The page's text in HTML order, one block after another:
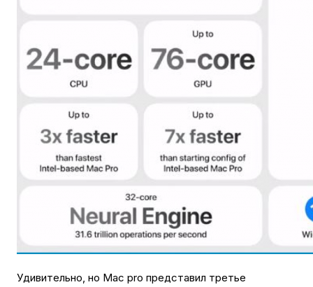
Удивительно, но Mac pro представил третье